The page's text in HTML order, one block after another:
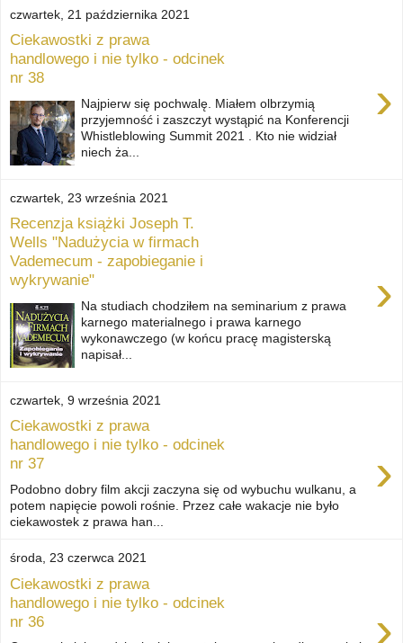
czwartek, 21 października 2021
Ciekawostki z prawa
handlowego i nie tylko - odcinek
nr 38
›
Najpierw się pochwalę. Miałem olbrzymią
przyjemność i zaszczyt wystąpić na Konferencji
Whistleblowing Summit 2021 . Kto nie widział
niech ża...
czwartek, 23 września 2021
Recenzja książki Joseph T.
Wells "Nadużycia w firmach
Vademecum - zapobieganie i
wykrywanie"
›
Na studiach chodziłem na seminarium z prawa
karnego materialnego i prawa karnego
wykonawczego (w końcu pracę magisterską
napisał...
czwartek, 9 września 2021
Ciekawostki z prawa
handlowego i nie tylko - odcinek
nr 37
›
Podobno dobry film akcji zaczyna się od wybuchu wulkanu, a
potem napięcie powoli rośnie. Przez całe wakacje nie było
ciekawostek z prawa han...
środa, 23 czerwca 2021
Ciekawostki z prawa
handlowego i nie tylko - odcinek
nr 36
›